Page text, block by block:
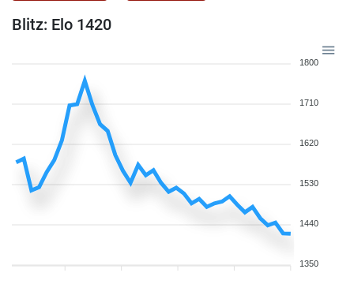
Blitz: Elo 1420
1800
1710
1620
1530
1440
1350